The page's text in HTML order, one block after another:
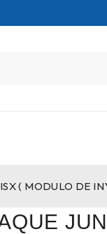
( MODULO DE